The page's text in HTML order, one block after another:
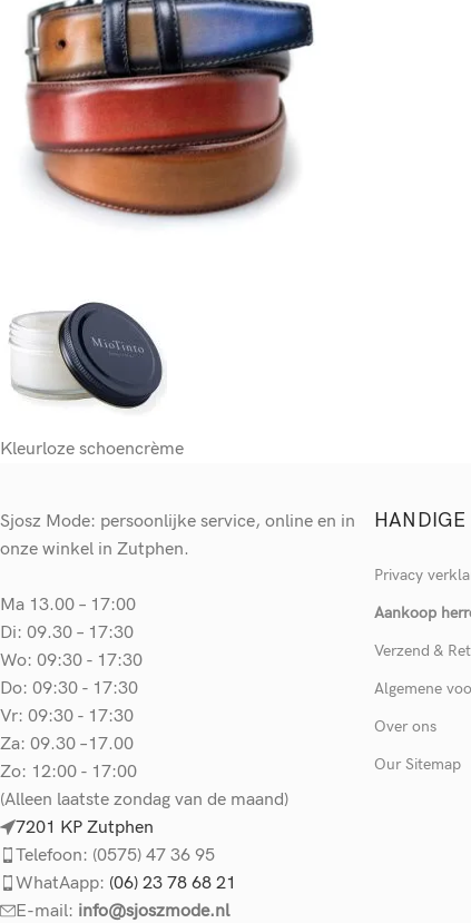
Kleurloze schoencrème
Sjosz Mode: persoonlijke service, online en in
onze winkel in Zutphen.
Ma 13.00 – 17:00
Di: 09.30 – 17:30
Wo: 09:30 - 17:30
Do: 09:30 - 17:30
Vr: 09:30 - 17:30
Za: 09.30 –17.00
Zo: 12:00 - 17:00
(Alleen laatste zondag van de maand)
7201 KP Zutphen
Telefoon: (0575) 47 36 95
WhatAapp: (06) 23 78 68 21
E-mail: info@sjoszmode.nl
Privacy
Aankoop
Verzend &
Algemene
Over ons
Our Sitemap